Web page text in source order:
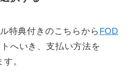
特典付きのこちらから FOD
へいき、支払い方法を
。